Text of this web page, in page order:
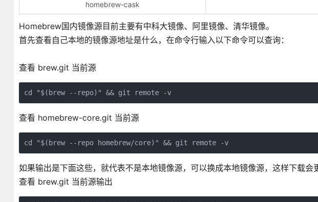
homebrew-cask
Homebrew国内镜像源目前主要有中科大镜像、阿里镜像、清华镜像。
首先查看自己本地的镜像源地址是什么，在命令行输入以下命令可以查询：
查看 brew.git 当前源
cd "$(brew --repo)" && git remote -v
查看 homebrew-core.git 当前源
cd "$(brew --repo homebrew/core)" && git remote -v
如果输出是下面这些，就代表不是本地镜像源，可以换成本地镜像源，这样下载会
查看 brew.git 当前源输出